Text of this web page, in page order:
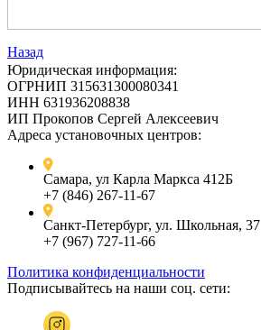
Назад
Юридическая информация:
ОГРНИП 315631300080341
ИНН 631936208838
ИП Прокопов Сергей Алексеевич
Адреса установочных центров:
Самара, ул Карла Маркса 412Б
+7 (846) 267-11-67
Санкт-Петербург, ул. Школьная, 37
+7 (967) 727-11-66
Политика конфиденциальности
Подписывайтесь на наши соц. сети: